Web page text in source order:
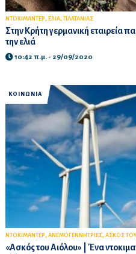
ΝΤΟΚΙΜΑΝΤΕΡ, ΕΛΙΑ, ΠΛΑΤΑΝΙΑΣ
Στην Κρήτη γερμανική εταιρεία
την ελιά
10:42 π.μ. - 29/09/2020
ΚΟΙΝΩΝΙΑ
ΝΤΟΚΙΜΑΝΤΕΡ, ΑΝΕΜΟΓΕΝΝΗΤΡΙΕΣ, ΑΣΚΟΣ
«Ασκός του Αιόλου» | Ένα